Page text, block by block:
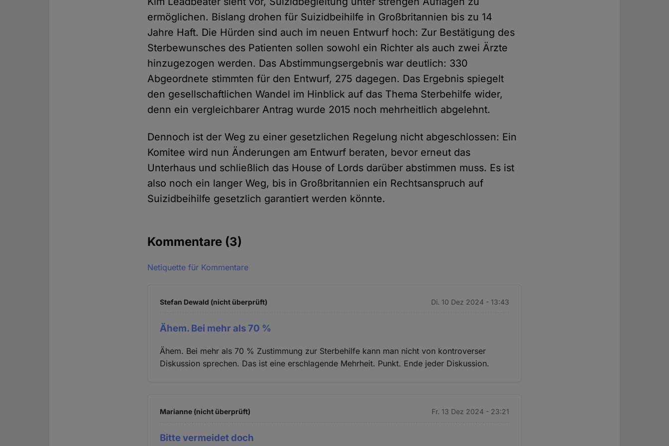
ermöglichen. Bislang drohen für Suizidbeihilfe in Großbritannien bis zu 14
Jahre Haft. Die Hürden sind auch im neuen Entwurf hoch: Zur Bestätigung des
Sterbewunsches des Patienten sollen sowohl ein Richter als auch zwei Ärzte
hinzugezogen werden. Das Abstimmungsergebnis war deutlich: 330
Abgeordnete stimmten für den Entwurf, 275 dagegen. Das Ergebnis spiegelt
den gesellschaftlichen Wandel im Hinblick auf das Thema Sterbehilfe wider,
denn ein vergleichbarer Antrag wurde 2015 noch mehrheitlich abgelehnt.
Dennoch ist der Weg zu einer gesetzlichen Regelung nicht abgeschlossen: Ein
Komitee wird nun Änderungen am Entwurf beraten, bevor erneut das
Unterhaus und schließlich das House of Lords darüber abstimmen muss. Es ist
also noch ein langer Weg, bis in Großbritannien ein Rechtsanspruch auf
Suizidbeihilfe gesetzlich garantiert werden könnte.
Kommentare (3)
Netiquette für Kommentare
Stefan Dewald (nicht überprüft) Di. 10 Dez 2024 - 13:43
Ähem. Bei mehr als 70 %
Ähem. Bei mehr als 70 % Zustimmung zur Sterbehilfe kann man nicht von kontroverser
Diskussion sprechen. Das ist eine erschlagende Mehrheit. Punkt. Ende jeder Diskussion.
Marianne (nicht überprüft) Fr. 13 Dez 2024 - 23:21
Bitte vermeidet doch